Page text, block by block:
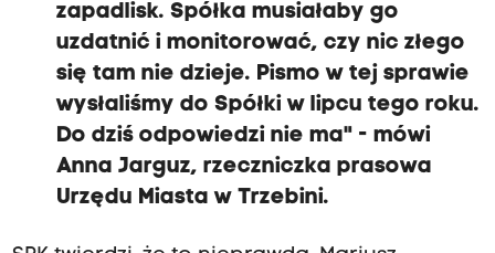
zapadlisk. Spółka musiałaby go
uzdatnić i monitorować, czy nic złego
się tam nie dzieje. Pismo w tej sprawie
wysłaliśmy do Spółki w lipcu tego roku.
Do dziś odpowiedzi nie ma" - mówi
Anna Jarguz, rzeczniczka prasowa
Urzędu Miasta w Trzebini.